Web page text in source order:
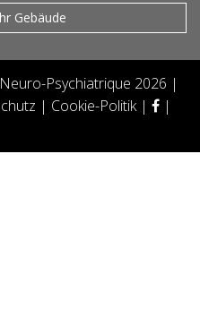
Gebäude
Psychiatrique 2026 |
| Cookie-Politik | |